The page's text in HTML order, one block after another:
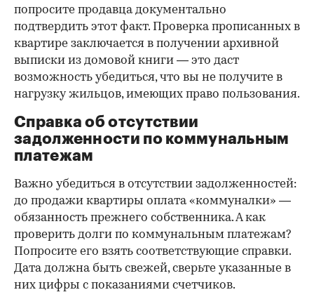
попросите продавца документально
подтвердить этот факт. Проверка прописанных в
квартире заключается в получении архивной
выписки из домовой книги — это даст
возможность убедиться, что вы не получите в
нагрузку жильцов, имеющих право пользования.
Справка об отсутствии
задолженности по коммунальным
платежам
Важно убедиться в отсутствии задолженностей:
до продажи квартиры оплата «коммуналки» —
обязанность прежнего собственника. А как
проверить долги по коммунальным платежам?
Попросите его взять соответствующие справки.
Дата должна быть свежей, сверьте указанные в
них цифры с показаниями счетчиков.